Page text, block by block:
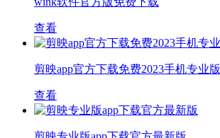
查看
剪映app官方下载免费2023手机专业版
查看